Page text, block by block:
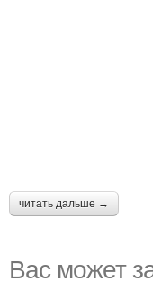
читать дальше →
Вас может